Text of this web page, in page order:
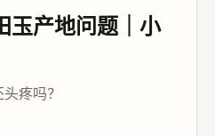
玉产地问题｜小
疼吗？